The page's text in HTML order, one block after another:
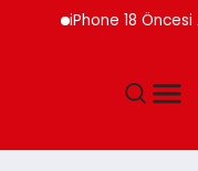
iPhone 18 Öncesi